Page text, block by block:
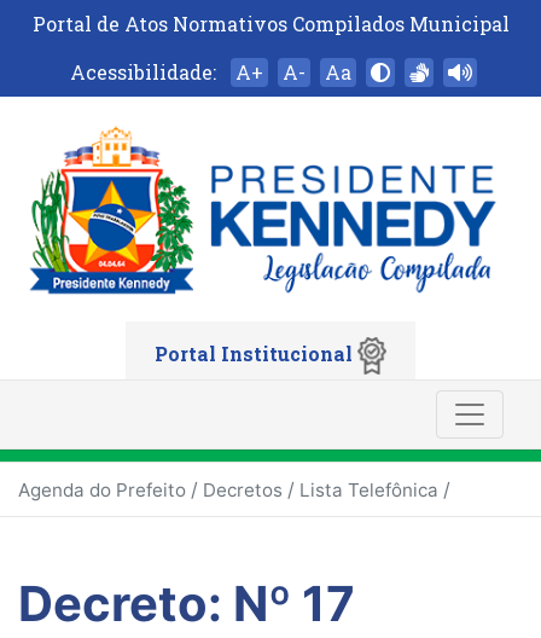
Portal de Atos Normativos Compilados Municipal
Acessibilidade:
A+ A- Aa
Portal Institucional
Agenda do Prefeito / Decretos / Lista Telefônica /
Decreto: Nº 17